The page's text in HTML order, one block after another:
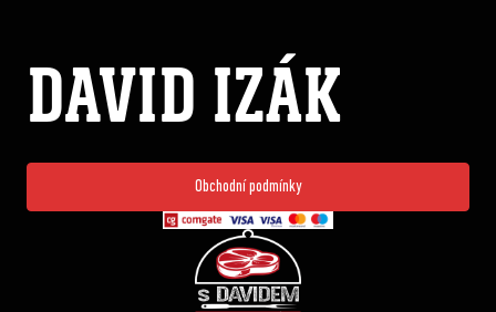
DAVID IZÁK
Obchodní podmínky